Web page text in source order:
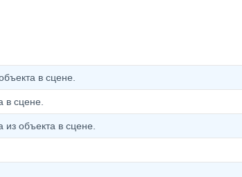
в сцене.
в сцене.
объекта в сцене.